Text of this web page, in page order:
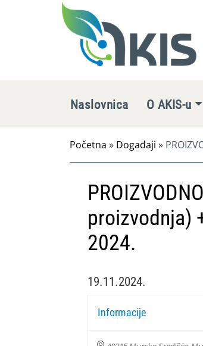
Naslovnica O AKIS-u
Početna » Događaji »
proizvodnja)
2024.
19.11.2024.
Informacije